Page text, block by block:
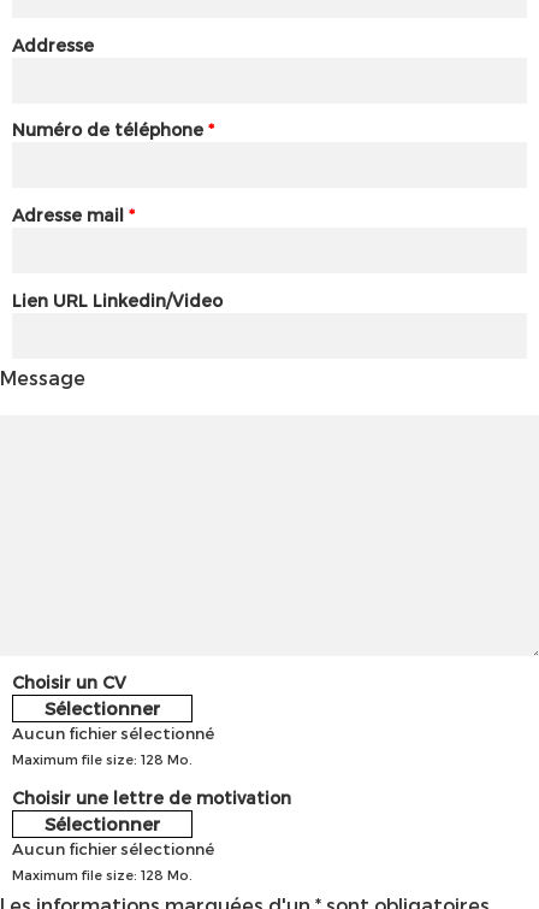
Addresse
Numéro de téléphone *
Adresse mail *
Lien URL Linkedin/Video
Message
Choisir un CV
Sélectionner
Aucun fichier sélectionné
Maximum file size: 128 Mo.
Choisir une lettre de motivation
Sélectionner
Aucun fichier sélectionné
Maximum file size: 128 Mo.